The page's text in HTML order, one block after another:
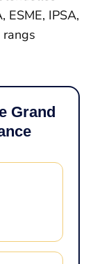
ESME, IPSA,
rangs
Grand